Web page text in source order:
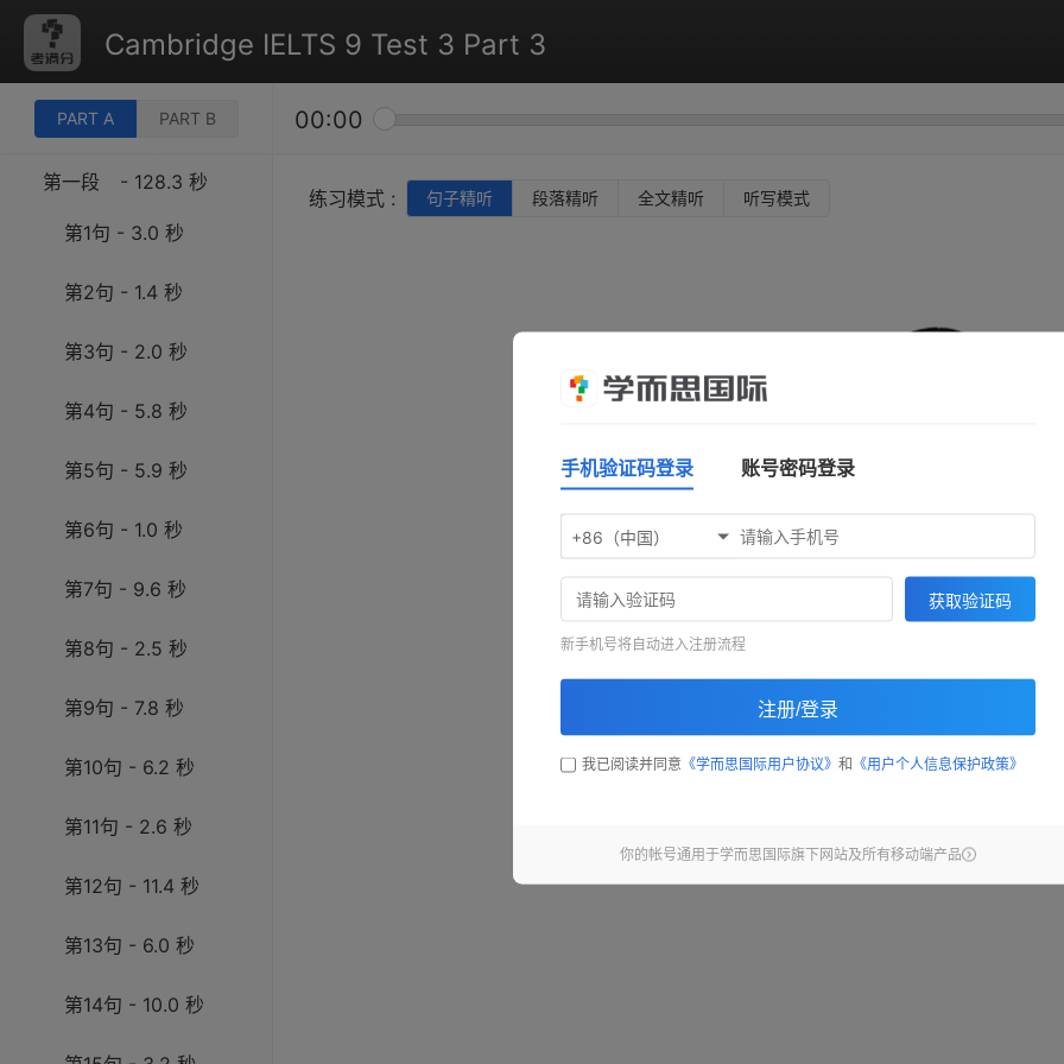
Cambridge IELTS 9 Test 3 Part 3
PART A PART B 00:00
第一段 - 128.3 秒
第1句 - 3.0 秒
第2句 - 1.4 秒
第3句 - 2.0 秒
第4句 - 5.8 秒
第5句 - 5.9 秒
第6句 - 1.0 秒
第7句 - 9.6 秒
第8句 - 2.5 秒
第9句 - 7.8 秒
第10句 - 6.2 秒
第11句 - 2.6 秒
第12句 - 11.4 秒
第13句 - 6.0 秒
第14句 - 10.0 秒
练习模式 : 句子精听 段落精听 全文精听 听写模式
71033同学完
手机验证码登录 账号密码登录
+86（中国）
获取验证码
新手机号将自动进入注册流程
注册/登录
我已阅读并同意 《学而思国际用户协议》 和 《用户个人信息保护政策》
你的帐号通用于学而思国际旗下网站及所有移动端产品